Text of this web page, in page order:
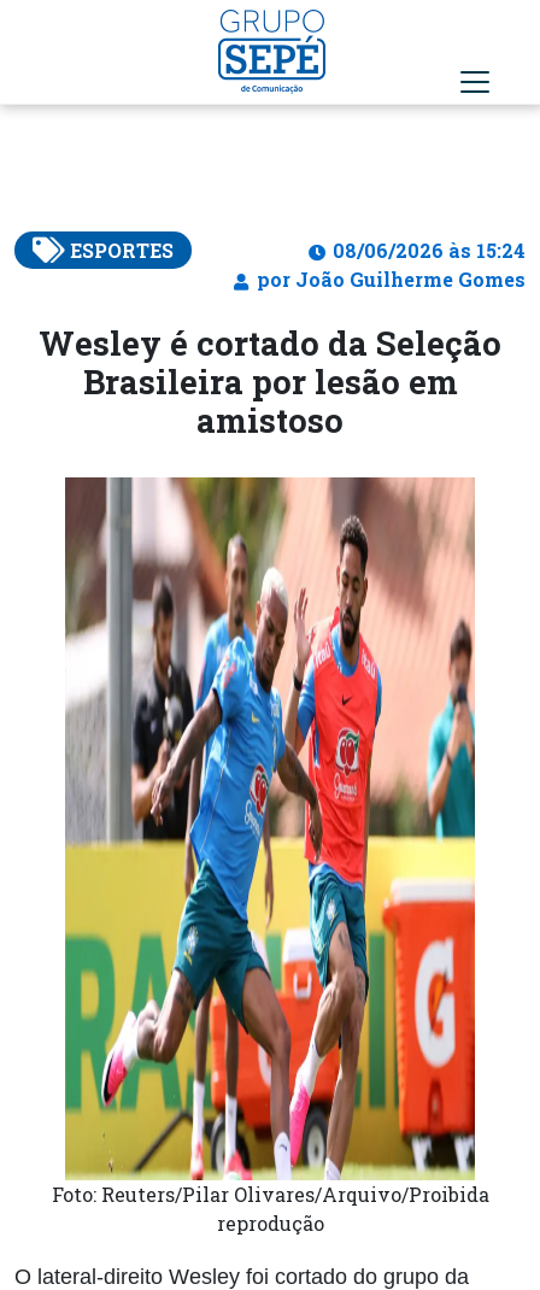
ESPORTES
08/06/2026 às 15:24
por João Guilherme Gomes
Wesley é cortado da Seleção
Brasileira por lesão em
amistoso
Foto: Reuters/Pilar Olivares/Arquivo/Proibida
reprodução
O lateral-direito Wesley foi cortado do grupo da